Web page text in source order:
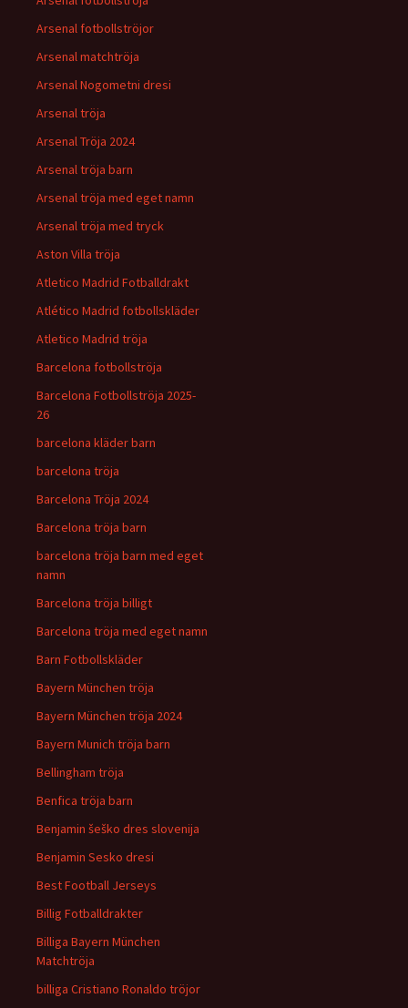
Arsenal fotbollströjor
Arsenal matchtröja
Arsenal Nogometni dresi
Arsenal tröja
Arsenal Tröja 2024
Arsenal tröja barn
Arsenal tröja med eget namn
Arsenal tröja med tryck
Aston Villa tröja
Atletico Madrid Fotballdrakt
Atlético Madrid fotbollskläder
Atletico Madrid tröja
Barcelona fotbollströja
Barcelona Fotbollströja 2025-
26
barcelona kläder barn
barcelona tröja
Barcelona Tröja 2024
Barcelona tröja barn
barcelona tröja barn med eget
namn
Barcelona tröja billigt
Barcelona tröja med eget namn
Barn Fotbollskläder
Bayern München tröja
Bayern München tröja 2024
Bayern Munich tröja barn
Bellingham tröja
Benfica tröja barn
Benjamin šeško dres slovenija
Benjamin Sesko dresi
Best Football Jerseys
Billig Fotballdrakter
Billiga Bayern München
Matchtröja
billiga Cristiano Ronaldo tröjor